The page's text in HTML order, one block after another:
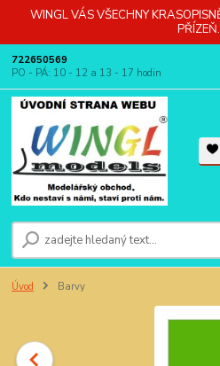
WINGL VÁS VŠECHNY
PŘÍZEŇ.
722650569
PO - PÁ: 10 - 12 a 13 - 17 hodin
Úvod Barvy